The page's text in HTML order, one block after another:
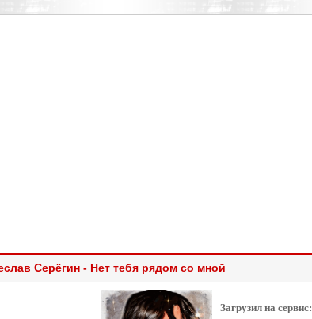
Серёгин - Нет тебя рядом со мной
Загрузил на сервис: